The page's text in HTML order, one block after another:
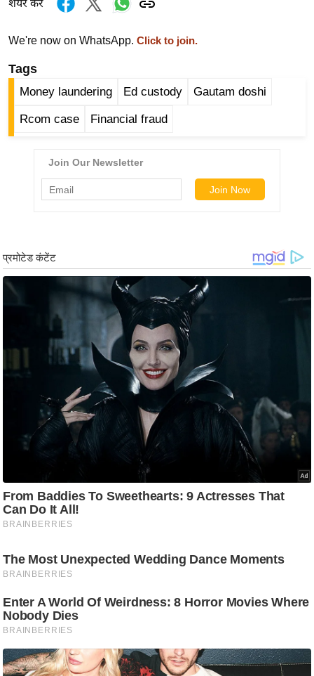
g
e
w
इ
लॉ
जी
ब्यू
टी
फै
लू
प
र्य
न
स्थ
फि
ट
ने
स
शेयर करें
We're now on WhatsApp. Click to join.
Tags
Money laundering Ed custody Gautam doshi
Rcom case Financial fraud